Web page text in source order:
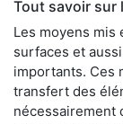
Tout savoir sur
Les moyens
surfaces et
importants. Ces
transfert des
nécessairement